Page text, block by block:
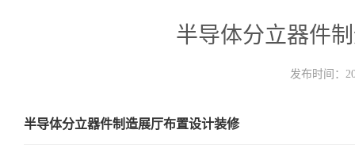
半导体分立器件
发布时间：
半导体分立器件制造展厅布置设计装修